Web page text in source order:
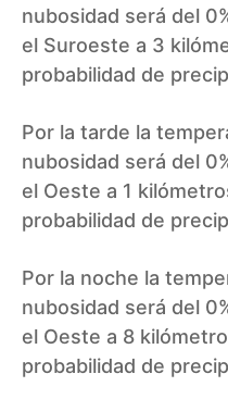
nubosidad será del
el Suroeste a 3
probabilidad de
Por la tarde la
nubosidad será del
el Oeste a 1
probabilidad de
Por la noche la
nubosidad será del
el Oeste a 8
probabilidad de